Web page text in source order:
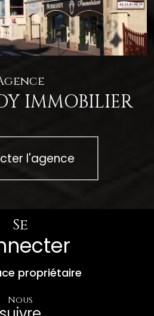
IMMOBILIER
l'agence
Se
propriétaire
Nous